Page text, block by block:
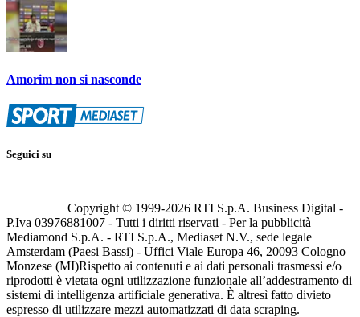
Amorim non si nasconde
Seguici su
Copyright © 1999-2026 RTI S.p.A. Business Digital -
P.Iva 03976881007 - Tutti i diritti riservati - Per la pubblicità
Mediamond S.p.A. - RTI S.p.A., Mediaset N.V., sede legale
Amsterdam (Paesi Bassi) - Uffici Viale Europa 46, 20093 Cologno
Monzese (MI)Rispetto ai contenuti e ai dati personali trasmessi e/o
riprodotti è vietata ogni utilizzazione funzionale all’addestramento di
sistemi di intelligenza artificiale generativa. È altresì fatto divieto
espresso di utilizzare mezzi automatizzati di data scraping.